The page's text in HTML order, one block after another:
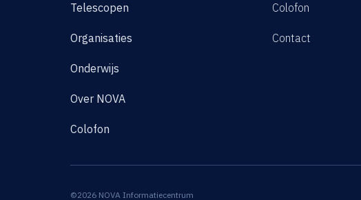
Telescopen
Organisaties
Onderwijs
Over NOVA
Colofon
Colofon
Contact
©2026 NOVA Informatiecentrum